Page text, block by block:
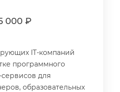
000 ₽
IT-компаний
программного
для
образовательных